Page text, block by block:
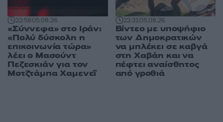
22:5805.08.26
«Σύννεφα» στο Ιράν:
«Πολύ δύσκολη η
επικοινωνία τώρα»
λέει ο Μασούντ
Πεζεσκιάν για τον
Μοτζτάμπα Χαμενεΐ
22:3105.08.26
Βίντεο με υποψήφιο
των Δημοκρατικών
να μπλέκει σε καβγά
στη Χαβάη και να
πέφτει αναίσθητος
από γροθιά